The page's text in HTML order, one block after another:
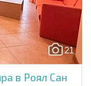
21
в Роял Сан